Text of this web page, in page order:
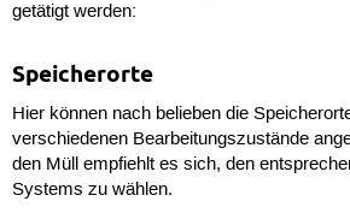
getätigt werden:
Speicherorte
Hier können nach belieben die
verschiedenen Bearbeitungszustände
den Müll empfiehlt es sich, den
Systems zu wählen.